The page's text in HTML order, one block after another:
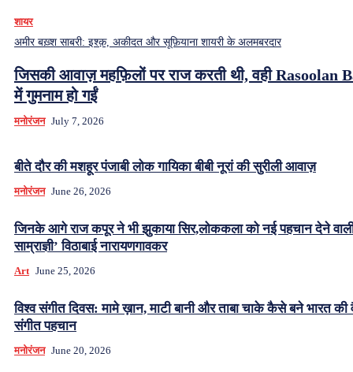
शायर
अमीर बख़्श साबरी: इश्क़, अकीदत और सूफ़ियाना शायरी के अलमबरदार
जिसकी आवाज़ महफ़िलों पर राज करती थी, वही Rasoolan
में गुमनाम हो गईं
मनोरंजन July 7, 2026
बीते दौर की मशहूर पंजाबी लोक गायिका बीबी नूरां की सुरीली आवाज़
मनोरंजन June 26, 2026
जिनके आगे राज कपूर ने भी झुकाया सिर,लोककला को नई पहचान देने वाली
साम्राज्ञी’ विठाबाई नारायणगावकर
Art June 25, 2026
विश्व संगीत दिवस: मामे ख़ान, माटी बानी और ताबा चाके कैसे बने भारत की
संगीत पहचान
मनोरंजन June 20, 2026